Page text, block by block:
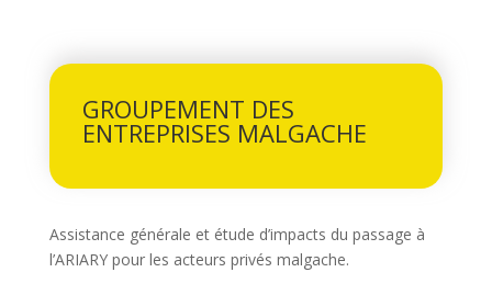
GROUPEMENT DES
ENTREPRISES MALGACHE
Assistance générale et étude d’impacts du passage à
l’ARIARY pour les acteurs privés malgache.